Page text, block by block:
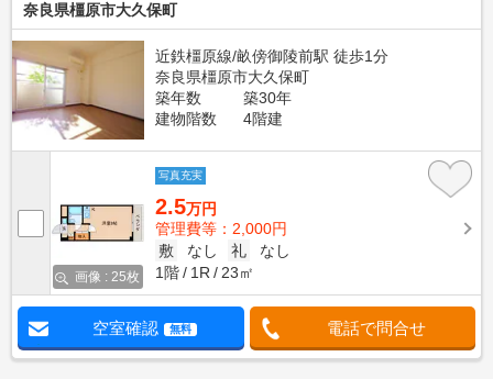
奈良県橿原市大久保町
近鉄橿原線/畝傍御陵前駅 徒歩1分
奈良県橿原市大久保町
築年数
築30年
建物階数
4階建
画像 : 25枚
写真充実
2.5万円
管理費等：2,000円
敷
なし 礼
なし
1階
1R 23㎡
空室確認 無料 電話で問合せ